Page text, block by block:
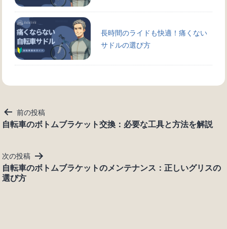
長時間のライドも快適！痛くない
サドルの選び方
投
稿
ゲ
ー
シ
前の投稿
自転車のボトムブラケット交換：必要な工具と方法を解説
次の投稿
自転車のボトムブラケットのメンテナンス：正しいグリスの
選び方